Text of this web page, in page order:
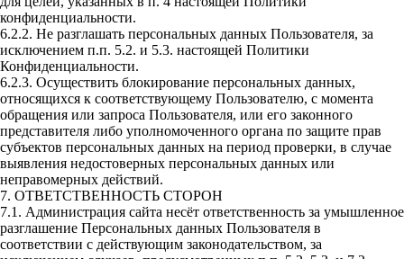
конфиденциальности.
6.2.2. Не разглашать персональных данных Пользователя, за
исключением п.п. 5.2. и 5.3. настоящей Политики
Конфиденциальности.
6.2.3. Осуществить блокирование персональных данных,
относящихся к соответствующему Пользователю, с момента
обращения или запроса Пользователя, или его законного
представителя либо уполномоченного органа по защите прав
субъектов персональных данных на период проверки, в случае
выявления недостоверных персональных данных или
неправомерных действий.
7. ОТВЕТСТВЕННОСТЬ СТОРОН
7.1. Администрация сайта несёт ответственность за умышленное
разглашение Персональных данных Пользователя в
соответствии с действующим законодательством, за